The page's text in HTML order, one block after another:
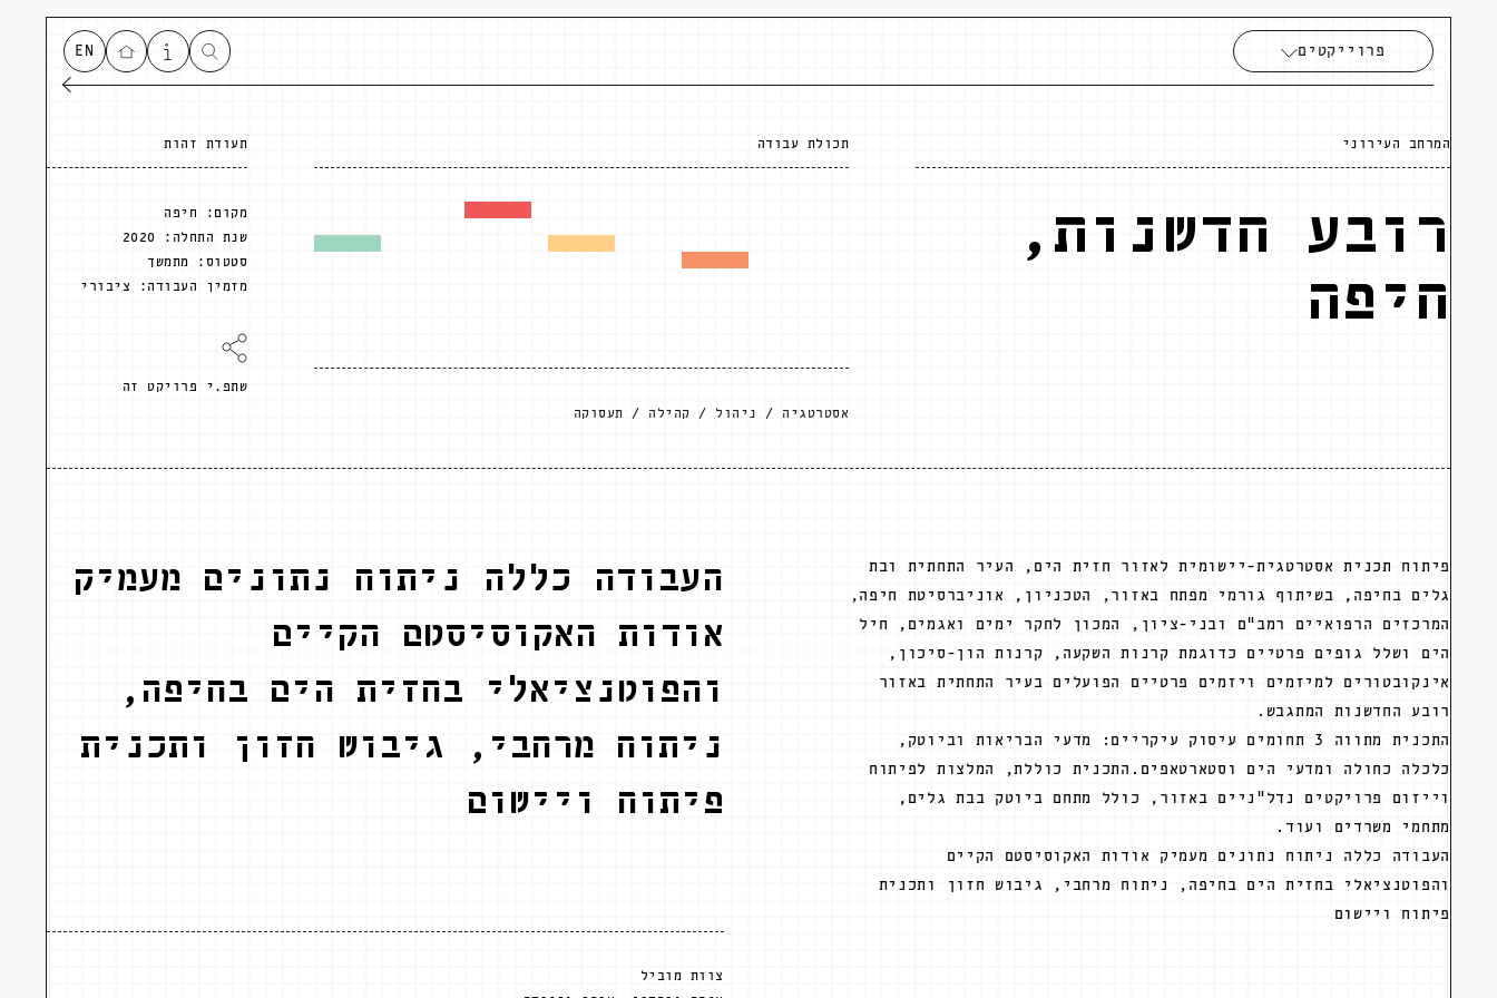
פרוייקטים EN
המרחב העירוני
רובע חדשנות,
חיפה
תכולת עבודה
אסטרטגיה ניהול קהילה תעסוקה
תעודת זהות
מקום:
חיפה
שנת התחלה:
סטטוס:
מתמשך
מזמין העבודה:
ציבורי
שתפ.י פרויקט זה
העבודה כללה ניתוח נתונים מעמיק
אודות האקוסיסטם הקיים
והפוטנציאלי בחזית הים בחיפה,
ניתוח מרחבי, גיבוש חזון ותכנית
פיתוח ויישום
פיתוח תכנית אסטרטגית-יישומית לאזור חזית הים, העיר התחתית ובת
גלים בחיפה, בשיתוף גורמי מפתח באזור, הטכניון, אוניברסיטת חיפה,
המרכזים הרפואיים רמב"ם ובני-ציון, המכון לחקר ימים ואגמים, חיל
הים ושלל גופים פרטיים כדוגמת קרנות השקעה, קרנות הון-סיכון,
אינקובטורים למיזמים ויזמים פרטיים הפועלים בעיר התחתית באזור
רובע החדשנות המתגבש.
התכנית מתווה 3 תחומים עיסוק עיקריים: מדעי הבריאות וביוטק,
כלכלה כחולה ומדעי הים וסטארטאפים.התכנית כוללת, המלצות לפיתוח
וייזום פרויקטים נדל"ניים באזור, כולל מתחם ביוטק בבת גלים,
מתחמי משרדים ועוד.
העבודה כללה ניתוח נתונים מעמיק אודות האקוסיסטם הקיים
והפוטנציאלי בחזית הים בחיפה, ניתוח מרחבי, גיבוש חזון ותכנית
פיתוח ויישום
צוות מוביל